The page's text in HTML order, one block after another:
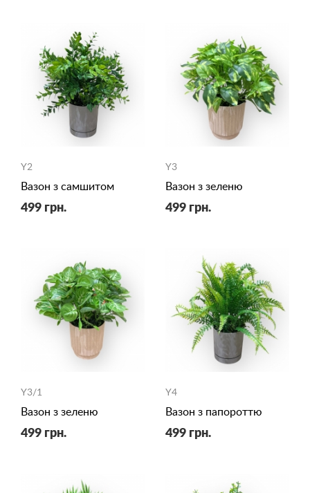
Y2
Вазон з самшитом
499 грн.
Y3
Вазон з зеленю
499 грн.
Y3/1
Вазон з зеленю
499 грн.
Y4
Вазон з папороттю
499 грн.